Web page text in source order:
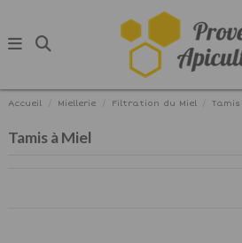
Accueil Miellerie Filtration du Miel
Tamis à Miel